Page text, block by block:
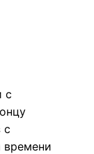
с
с
времени